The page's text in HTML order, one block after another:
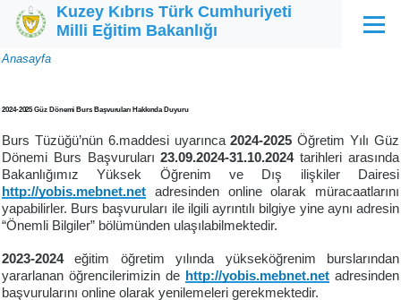
Ana içeriğe atla
Kuzey Kıbrıs Türk Cumhuriyeti
Milli Eğitim Bakanlığı
Menü
Sayfa
Anasayfa
2024-2025 Güz Dönemi Burs Başvuruları Hakkında Duyuru
Burs Tüzüğü’nün 6.maddesi uyarınca2024-2025 Öğretim Yılı Güz
Dönemi Burs Başvuruları23.09.2024-31.10.2024tarihleri arasında
Bakanlığımız Yüksek Öğrenim ve Dış ilişkiler Dairesi
http://yobis.mebnet.net adresinden online olarak müracaatlarını
yapabilirler. Burs başvuruları ile ilgili ayrıntılı bilgiye yine aynı adresin
“Önemli Bilgiler” bölümünden ulaşılabilmektedir.
2023-2024eğitim öğretim yılında yükseköğrenim burslarından
yararlanan öğrencilerimizin de http://yobis.mebnet.net adresinden
başvurularını online olarak yenilemeleri gerekmektedir.